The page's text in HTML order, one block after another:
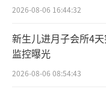
2026-08-06 16:44:32
新生儿进月子会所4天
监控曝光
2026-08-06 08:54:43